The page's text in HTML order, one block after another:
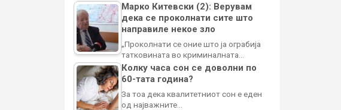
Марко Китевски (2): Верувам
дека се проколнати сите што
направиле некое зло
„Проколнати се оние што ја ограбија
татковината во криминалната…
Колку часа сон се доволни по
60-тата година?
За тоа дека квалитетниот сон е еден
од најважните…